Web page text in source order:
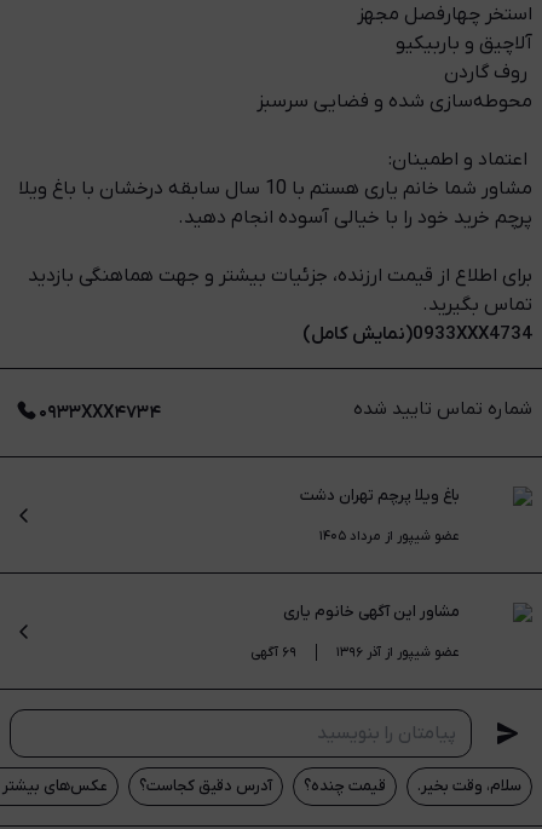
استخر چهارفصل مجهز
آلاچیق و باربیکیو
️ روف گاردن
محوطه‌سازی شده و فضایی سرسبز
️ اعتماد و اطمینان:
مشاور شما خانم یاری هستم با 10 سال سابقه درخشان با باغ ویلا
پرچم خرید خود را با خیالی آسوده انجام دهید.
برای اطلاع از قیمت ارزنده، جزئیات بیشتر و جهت هماهنگی بازدید
تماس بگیرید. ️
0933XXX4734(نمایش کامل)
شماره تماس تایید شده ۰۹۳۳XXX۴۷۳۴
باغ ویلا پرچم تهران دشت
عضو شیپور از مرداد ۱۴۰۵
مشاور این آگهی خانوم یاری
عضو شیپور از آذر ۱۳۹۶ ۶۹ آگهی
سلام، وقت بخیر. قیمت چنده؟ آدرس دقیق کجاست؟ عکس‌های بیشتر